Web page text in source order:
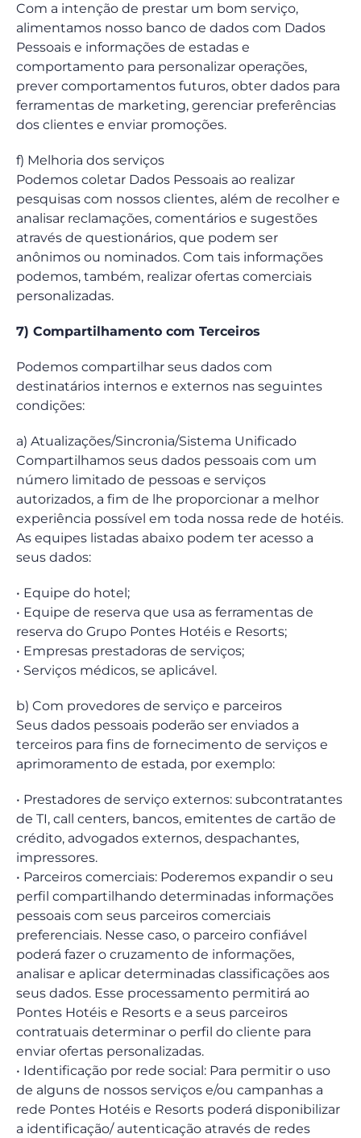
Com a intenção de prestar um bom serviço,
alimentamos nosso banco de dados com Dados
Pessoais e informações de estadas e
comportamento para personalizar operações,
prever comportamentos futuros, obter dados para
ferramentas de marketing, gerenciar preferências
dos clientes e enviar promoções.
f) Melhoria dos serviços
Podemos coletar Dados Pessoais ao realizar
pesquisas com nossos clientes, além de recolher e
analisar reclamações, comentários e sugestões
através de questionários, que podem ser
anônimos ou nominados. Com tais informações
podemos, também, realizar ofertas comerciais
personalizadas.
7) Compartilhamento com Terceiros
Podemos compartilhar seus dados com
destinatários internos e externos nas seguintes
condições:
a) Atualizações/Sincronia/Sistema Unificado
Compartilhamos seus dados pessoais com um
número limitado de pessoas e serviços
autorizados, a fim de lhe proporcionar a melhor
experiência possível em toda nossa rede de hotéis.
As equipes listadas abaixo podem ter acesso a
seus dados:
• Equipe do hotel;
• Equipe de reserva que usa as ferramentas de
reserva do Grupo Pontes Hotéis e Resorts;
• Empresas prestadoras de serviços;
• Serviços médicos, se aplicável.
b) Com provedores de serviço e parceiros
Seus dados pessoais poderão ser enviados a
terceiros para fins de fornecimento de serviços e
aprimoramento de estada, por exemplo:
• Prestadores de serviço externos: subcontratantes
de TI, call centers, bancos, emitentes de cartão de
crédito, advogados externos, despachantes,
impressores.
• Parceiros comerciais: Poderemos expandir o seu
perfil compartilhando determinadas informações
pessoais com seus parceiros comerciais
preferenciais. Nesse caso, o parceiro confiável
poderá fazer o cruzamento de informações,
analisar e aplicar determinadas classificações aos
seus dados. Esse processamento permitirá ao
Pontes Hotéis e Resorts e a seus parceiros
contratuais determinar o perfil do cliente para
enviar ofertas personalizadas.
• Identificação por rede social: Para permitir o uso
de alguns de nossos serviços e/ou campanhas a
rede Pontes Hotéis e Resorts poderá disponibilizar
a identificação/ autenticação através de redes